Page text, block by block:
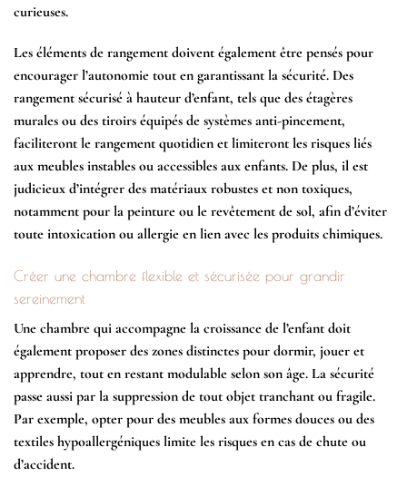
curieuses.
Les éléments de rangement doivent également être pensés pour
encourager l’autonomie tout en garantissant la sécurité. Des
rangement sécurisé à hauteur d’enfant, tels que des étagères
murales ou des tiroirs équipés de systèmes anti-pincement,
faciliteront le rangement quotidien et limiteront les risques liés
aux meubles instables ou accessibles aux enfants. De plus, il est
judicieux d’intégrer des matériaux robustes et non toxiques,
notamment pour la peinture ou le revêtement de sol, afin d’éviter
toute intoxication ou allergie en lien avec les produits chimiques.
Créer une chambre flexible et sécurisée pour grandir
sereinement
Une chambre qui accompagne la croissance de l’enfant doit
également proposer des zones distinctes pour dormir, jouer et
apprendre, tout en restant modulable selon son âge. La sécurité
passe aussi par la suppression de tout objet tranchant ou fragile.
Par exemple, opter pour des meubles aux formes douces ou des
textiles hypoallergéniques limite les risques en cas de chute ou
d’accident.